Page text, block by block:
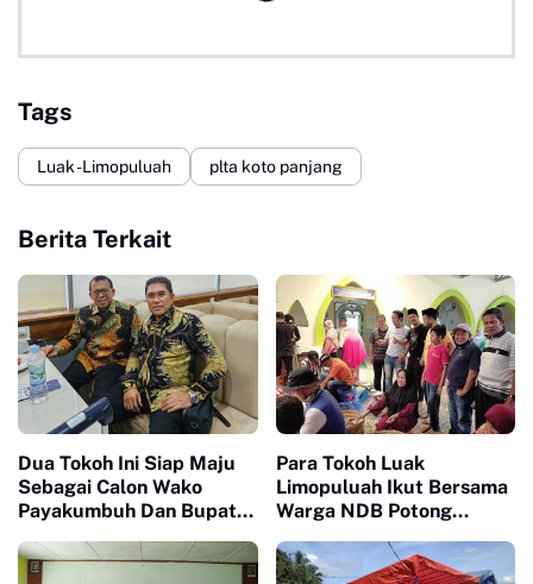
Tags
Luak -Limopuluah plta koto panjang
Berita Terkait
Dua Tokoh Ini Siap Maju
Sebagai Calon Wako
Payakumbuh Dan Bupati
Para Tokoh Luak
Limopuluah Ikut Bersama
Warga NDB Potong